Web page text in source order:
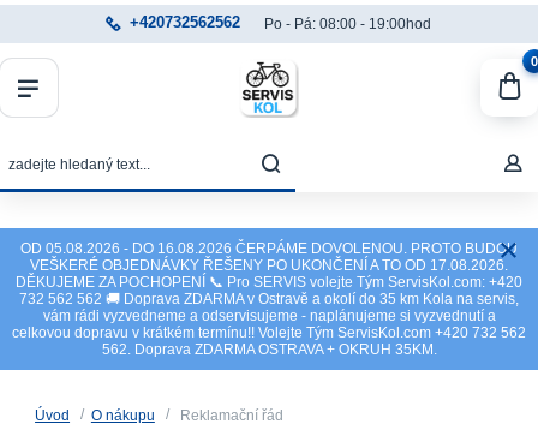
OD 05.08.2026 - DO 16.08.2026 ČERPÁME DOVOLENOU. PROTO BUDOU
VEŠKERÉ OBJEDNÁVKY ŘEŠENY PO UKONČENÍ A TO OD 17.08.2026.
DĚKUJEME ZA POCHOPENÍ 📞 Pro SERVIS volejte Tým ServisKol.com: +420
732 562 562 🚚 Doprava ZDARMA v Ostravě a okolí do 35 km Kola na servis,
vám rádi vyzvedneme a odservisujeme - naplánujeme si vyzvednutí a
celkovou dopravu v krátkém termínu!! Volejte Tým ServisKol.com +420 732 562
562. Doprava ZDARMA OSTRAVA + OKRUH 35KM.
+420732562562 Po - Pá: 08:00 - 19:00hod
0
Úvod O nákupu Reklamační řád